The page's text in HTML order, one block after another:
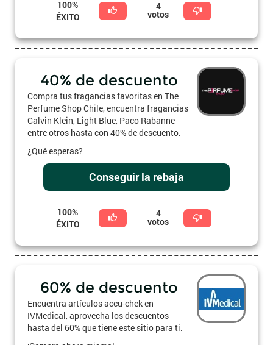
100%
ÉXITO
4
votos
40% de descuento
Compra tus fragancias favoritas en The
Perfume Shop Chile, encuentra fragancias
Calvin Klein, Light Blue, Paco Rabanne
entre otros hasta con 40% de descuento.
¿Qué esperas?
Conseguir la rebaja
100%
ÉXITO
4
votos
60% de descuento
Encuentra artículos accu-chek en
IVMedical, aprovecha los descuentos
hasta del 60% que tiene este sitio para ti.